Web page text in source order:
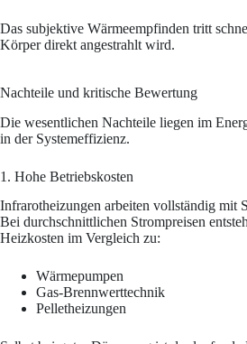
Das subjektive Wärmeempfinden tritt
Körper direkt angestrahlt wird.
Nachteile und kritische Bewertung
Die wesentlichen Nachteile liegen im
in der Systemeffizienz.
1. Hohe Betriebskosten
Infrarotheizungen arbeiten vollständig mit
Bei durchschnittlichen Strompreisen
Heizkosten im Vergleich zu:
Wärmepumpen
Gas-Brennwerttechnik
Pelletheizungen